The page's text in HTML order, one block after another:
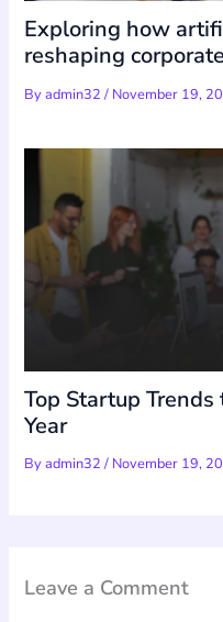
Exploring how
reshaping
Byadmin32/ November 19,
Top Startup
Year
Byadmin32/ November 19,
Leave a Comment